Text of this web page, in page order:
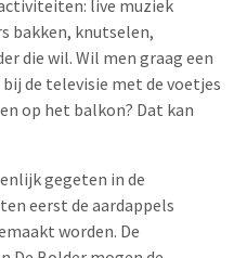
live muziek
bakken, knutselen,
die wil. Wil men graag een
de televisie met de voetjes
op het balkon? Dat kan
gegeten in de
eerst de aardappels
worden. De